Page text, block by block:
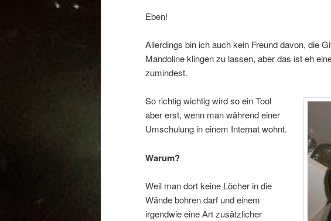
Eben!
Allerdings bin ich auch kein Freund davon, die
Mandoline klingen zu lassen, aber das ist eh
zumindest.
So richtig wichtig wird so ein Tool
aber erst, wenn man während einer
Umschulung in einem Internat wohnt.
Warum?
Weil man dort keine Löcher in die
Wände bohren darf und einem
irgendwie eine Art zusätzlicher